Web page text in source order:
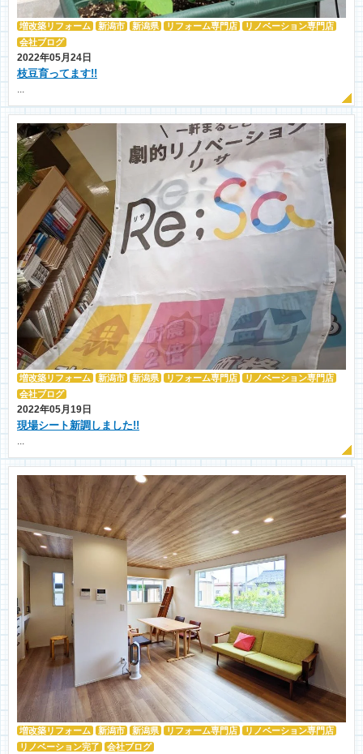
増改築リフォーム 新潟市 新潟県 リフォーム専門店
リノベーション専門店
会社ブログ
2022年05月24日
枝豆育ってます!!
増改築リフォーム 新潟市 新潟県 リフォーム専門店
リノベーション専門店
会社ブログ
2022年05月19日
現場シート新調しました!!
...
増改築リフォーム 新潟市 新潟県 リフォーム専門店
リノベーション専門店
リノベーション完了
会社ブログ